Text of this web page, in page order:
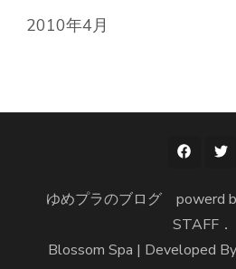
2010年4月
ゆめプラのブログ powerd
STAFF．
Blossom Spa | Developed By